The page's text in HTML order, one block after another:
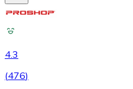
4.3
(476)